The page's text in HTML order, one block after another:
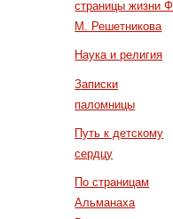
страницы жизни Ф.
М. Решетникова
Наука и религия
Записки
паломницы
Путь к детскому
сердцу
По страницам
Альманаха